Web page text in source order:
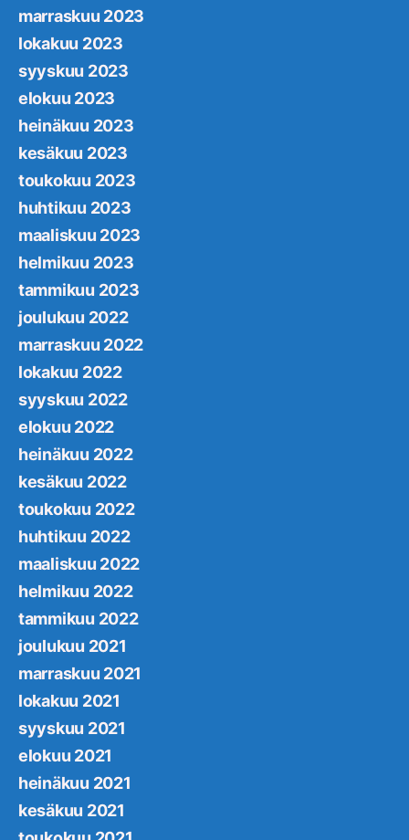
marraskuu 2023
lokakuu 2023
syyskuu 2023
elokuu 2023
heinäkuu 2023
kesäkuu 2023
toukokuu 2023
huhtikuu 2023
maaliskuu 2023
helmikuu 2023
tammikuu 2023
joulukuu 2022
marraskuu 2022
lokakuu 2022
syyskuu 2022
elokuu 2022
heinäkuu 2022
kesäkuu 2022
toukokuu 2022
huhtikuu 2022
maaliskuu 2022
helmikuu 2022
tammikuu 2022
joulukuu 2021
marraskuu 2021
lokakuu 2021
syyskuu 2021
elokuu 2021
heinäkuu 2021
kesäkuu 2021